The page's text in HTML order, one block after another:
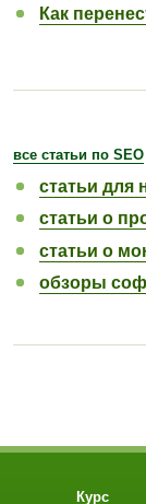
Как
все статьи по SEO
статьи для
статьи о
статьи о
обзоры
Курс